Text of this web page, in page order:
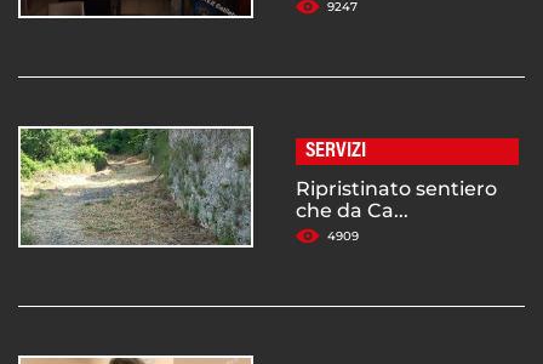
9247
SERVIZI
Ripristinato sentiero
che da Ca...
4909